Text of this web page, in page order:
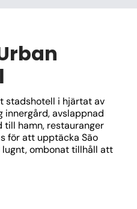
stadshotell i hjärtat av
innergård, avslappnad
till hamn, restauranger
för att upptäcka São
ombonat tillhåll att